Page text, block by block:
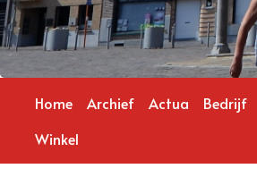
Home Archief Actua Bedrijf
Winkel